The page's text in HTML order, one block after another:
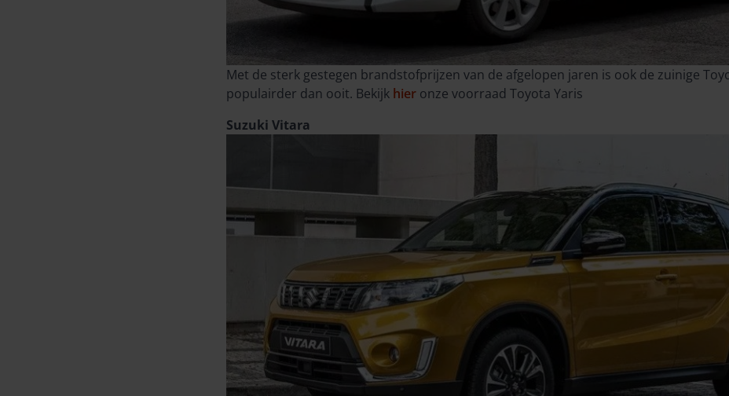
Met de sterk gestegen brandstofprijzen van de afgelopen jaren is ook de zuinige
populairder dan ooit. Bekijk hier onze voorraad Toyota Yaris
Suzuki Vitara